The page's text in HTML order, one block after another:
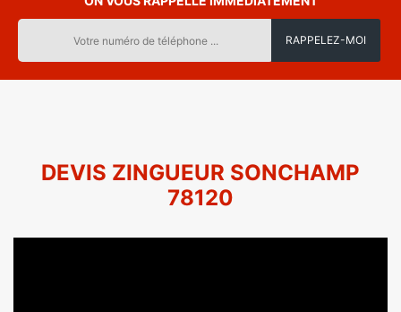
DEVIS ZINGUEUR SONCHAMP
78120